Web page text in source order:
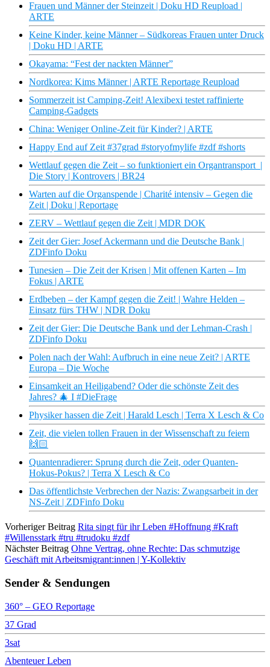
Frauen und Männer der Steinzeit | Doku HD Reupload |
ARTE
Keine Kinder, keine Männer – Südkoreas Frauen unter Druck
| Doku HD | ARTE
Okayama: “Fest der nackten Männer”
Nordkorea: Kims Männer | ARTE Reportage Reupload
Sommerzeit ist Camping-Zeit! Alexibexi testet raffinierte
Camping-Gadgets
China: Weniger Online-Zeit für Kinder? | ARTE
Happy End auf Zeit #37grad #storyofmylife #zdf #shorts
Wettlauf gegen die Zeit – so funktioniert ein Organtransport |
Die Story | Kontrovers | BR24
Warten auf die Organspende | Charité intensiv – Gegen die
Zeit | Doku | Reportage
ZERV – Wettlauf gegen die Zeit | MDR DOK
Zeit der Gier: Josef Ackermann und die Deutsche Bank |
ZDFinfo Doku
Tunesien – Die Zeit der Krisen | Mit offenen Karten – Im
Fokus | ARTE
Erdbeben – der Kampf gegen die Zeit! | Wahre Helden –
Einsatz fürs THW | NDR Doku
Zeit der Gier: Die Deutsche Bank und der Lehman-Crash |
ZDFinfo Doku
Polen nach der Wahl: Aufbruch in eine neue Zeit? | ARTE
Europa – Die Woche
Einsamkeit an Heiligabend? Oder die schönste Zeit des
Jahres? 🎄 I #DieFrage
Physiker hassen die Zeit | Harald Lesch | Terra X Lesch & Co
Zeit, die vielen tollen Frauen in der Wissenschaft zu feiern
🙌🏻
Quantenradierer: Sprung durch die Zeit, oder Quanten-
Hokus-Pokus? | Terra X Lesch & Co
Das öffentlichste Verbrechen der Nazis: Zwangsarbeit in der
NS-Zeit | ZDFinfo Doku
Vorheriger Beitrag Rita singt für ihr Leben #Hoffnung #Kraft
#Willensstark #tru #trudoku #zdf
Nächster Beitrag Ohne Vertrag, ohne Rechte: Das schmutzige
Geschäft mit Arbeitsmigrant:innen | Y-Kollektiv
Sender & Sendungen
360° – GEO Reportage
37 Grad
3sat
Abenteuer Leben